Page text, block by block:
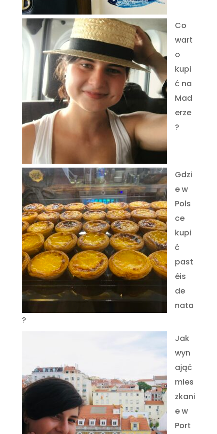
Co
wart
o
kupi
ć na
Mad
erze
?
Gdzi
e w
Pols
ce
kupi
ć
past
éis
de
nata
?
Jak
wyn
ająć
mies
zkani
e w
Port